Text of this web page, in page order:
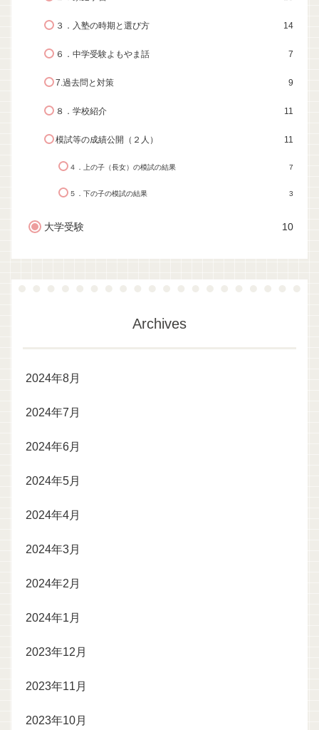
３．入塾の時期と選び方 14
６．中学受験よもやま話 7
7.過去問と対策 9
８．学校紹介 11
模試等の成績公開（２人） 11
４．上の子（長女）の模試の結果 7
５．下の子の模試の結果 3
大学受験 10
Archives
2024年8月
2024年7月
2024年6月
2024年5月
2024年4月
2024年3月
2024年2月
2024年1月
2023年12月
2023年11月
2023年10月